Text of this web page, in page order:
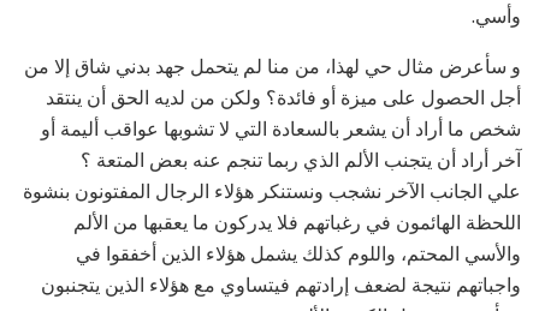
وأسي.
و سأعرض مثال حي لهذا، من منا لم يتحمل جهد بدني شاق إلا من
أجل الحصول على ميزة أو فائدة؟ ولكن من لديه الحق أن ينتقد
شخص ما أراد أن يشعر بالسعادة التي لا تشوبها عواقب أليمة أو
آخر أراد أن يتجنب الألم الذي ربما تنجم عنه بعض المتعة ؟
علي الجانب الآخر نشجب ونستنكر هؤلاء الرجال المفتونون بنشوة
اللحظة الهائمون في رغباتهم فلا يدركون ما يعقبها من الألم
والأسي المحتم، واللوم كذلك يشمل هؤلاء الذين أخفقوا في
واجباتهم نتيجة لضعف إرادتهم فيتساوي مع هؤلاء الذين يتجنبون